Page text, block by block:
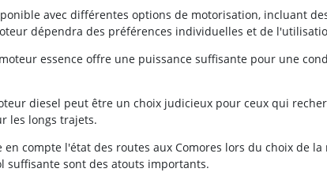
avec différentes options de motorisation, incluant
dépendra des préférences individuelles et de
essence offre une puissance suffisante pour une
diesel peut être un choix judicieux pour ceux qui
les longs trajets.
compte l'état des routes aux Comores lors du choix de
suffisante sont des atouts importants.